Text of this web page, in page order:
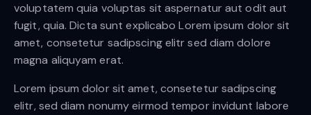
voluptatem quia voluptas sit aspernatur aut odit aut
fugit, quia. Dicta sunt explicabo Lorem ipsum dolor sit
amet, consetetur sadipscing elitr sed diam dolore
magna aliquyam erat.
Lorem ipsum dolor sit amet, consetetur sadipscing
elitr, sed diam nonumy eirmod tempor invidunt labore